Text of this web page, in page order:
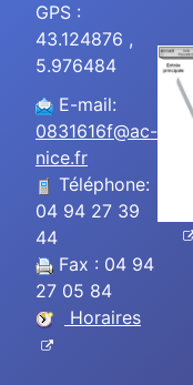
GPS :
43.124876 ,
5.976484
E-mail:
0831616f@ac-
nice.fr
Téléphone:
04 94 27 39
44
Fax : 04 94
27 05 84
Horaires